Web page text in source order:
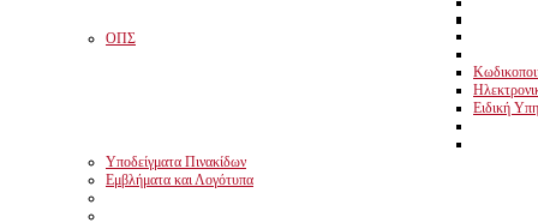
ΟΠΣ
Ειδική
Υποδείγματα Πινακίδων
Εμβλήματα και Λογότυπα